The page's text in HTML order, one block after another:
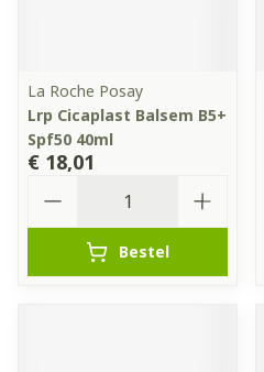
La Roche Posay
Lrp Cicaplast Balsem B5+
Spf50 40ml
€ 18,01
Bestel